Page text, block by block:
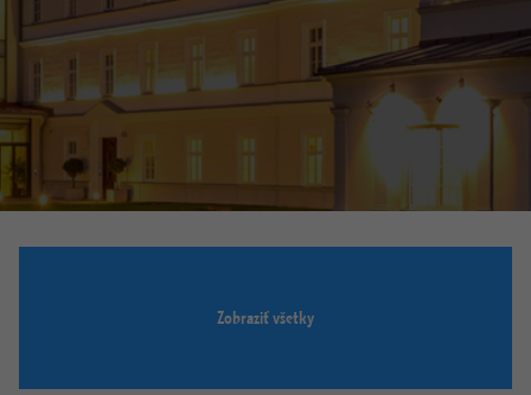
Zobraziť všetky